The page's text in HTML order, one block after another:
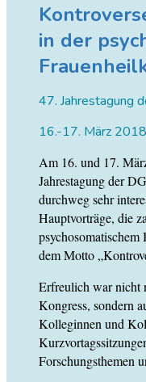
in der
47. Jahrestagung
16.-17. März
Am 16. und 17.
Jahrestagung der
durchweg sehr
Hauptvorträge, die
psychosomatischem
dem Motto
Erfreulich war nicht
Kongress, sondern
Kolleginnen und
Forschungsthemen